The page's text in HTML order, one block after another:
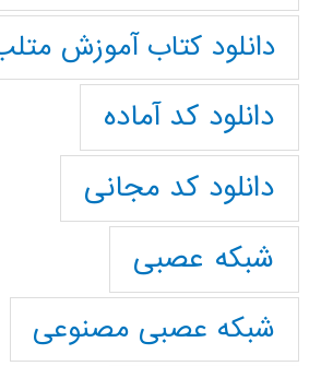
دانلود کتاب آموزش
دانلود کد آماده
دانلود کد مجانی
شبکه عصبی
شبکه عصبی مصنوعی